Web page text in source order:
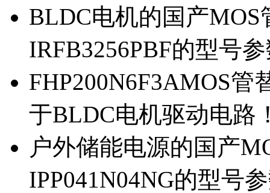
BLDC电机的国产MOS
IRFB3256PBF的型号
FHP200N6F3AMOS管
于BLDC电机驱动电路
户外储能电源的国产
IPP041N04NG的型号